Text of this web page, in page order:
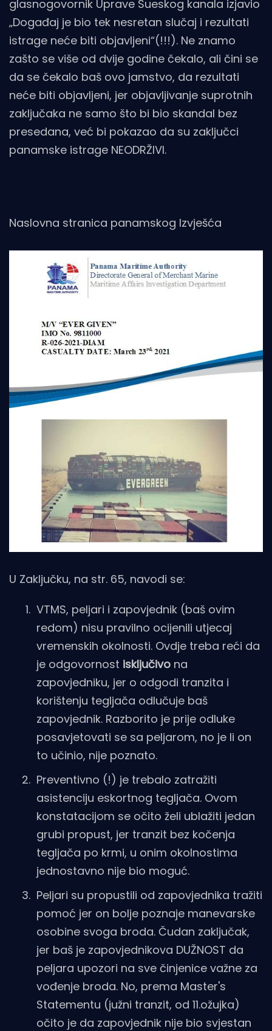
glasnogovornik Uprave Sueskog kanala izjavio
„Događaj je bio tek nesretan slučaj i rezultati
istrage neće biti objavljeni“(!!!). Ne znamo
zašto se više od dvije godine čekalo, ali čini se
da se čekalo baš ovo jamstvo, da rezultati
neće biti objavljeni, jer objavljivanje suprotnih
zaključaka ne samo što bi bio skandal bez
presedana, već bi pokazao da su zaključci
panamske istrage NEODRŽIVI.
Naslovna stranica panamskog Izvješća
U Zaključku, na str. 65, navodi se:
VTMS, peljari i zapovjednik (baš ovim
redom) nisu pravilno ocijenili utjecaj
vremenskih okolnosti. Ovdje treba reći da
je odgovornost isključivo na
zapovjedniku, jer o odgodi tranzita i
korištenju tegljača odlučuje baš
zapovjednik. Razborito je prije odluke
posavjetovati se sa peljarom, no je li on
to učinio, nije poznato.
Preventivno (!) je trebalo zatražiti
asistenciju eskortnog tegljača. Ovom
konstatacijom se očito želi ublažiti jedan
grubi propust, jer tranzit bez kočenja
tegljača po krmi, u onim okolnostima
jednostavno nije bio moguć.
Peljari su propustili od zapovjednika tražiti
pomoć jer on bolje poznaje manevarske
osobine svoga broda. Čudan zaključak,
jer baš je zapovjednikova DUŽNOST da
peljara upozori na sve činjenice važne za
vođenje broda. No, prema Master's
Statementu (južni tranzit, od 11.ožujka)
očito je da zapovjednik nije bio svjestan